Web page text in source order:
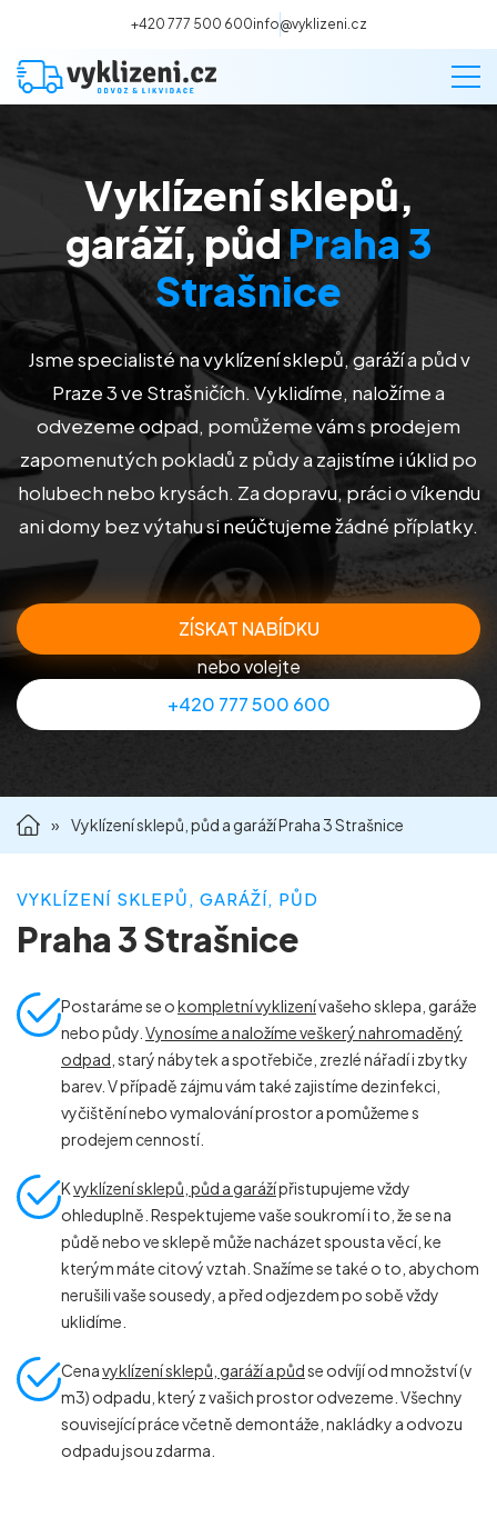
+420 777 500 600info@vyklizeni.cz
Vyklízení
Stěhování
Malování
Deratizace a dezinsekce
Úklid
Příprava nemovitostí na prodej
Reference
Kontakt
Vyklízení sklepů,
garáží, půd Praha 3
Strašnice
Jsme specialisté na vyklízení sklepů, garáží a půd v
Praze 3 ve Strašničích. Vyklidíme, naložíme a
odvezeme odpad, pomůžeme vám s prodejem
zapomenutých pokladů z půdy a zajistíme i úklid po
holubech nebo krysách. Za dopravu, práci o víkendu
ani domy bez výtahu si neúčtujeme žádné příplatky.
ZÍSKAT NABÍDKU
nebo volejte
+420 777 500 600
» Vyklízení sklepů, půd a garáží Praha 3 Strašnice
VYKLÍZENÍ SKLEPŮ, GARÁŽÍ, PŮD
Praha 3 Strašnice
Postaráme se okompletní vyklizenívašeho sklepa, garáže
nebo půdy. Vynosíme a naložíme veškerý nahromaděný
odpad , starý nábytek a spotřebiče, zrezlé nářadí i zbytky
barev. V případě zájmu vám také zajistíme dezinfekci,
vyčištění nebo vymalování prostor a pomůžeme s
prodejem cenností.
Kvyklízení sklepů, půd a garážípřistupujeme vždy
ohleduplně. Respektujeme vaše soukromí i to, že se na
půdě nebo ve sklepě může nacházet spousta věcí, ke
kterým máte citový vztah. Snažíme se také o to, abychom
nerušili vaše sousedy, a před odjezdem po sobě vždy
uklidíme.
Cenavyklízení sklepů, garáží a půdse odvíjí od množství (v
m3) odpadu, který z vašich prostor odvezeme. Všechny
související práce včetně demontáže, nakládky a odvozu
odpadu jsou zdarma.